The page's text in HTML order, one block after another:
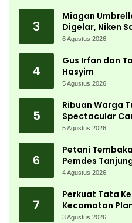
3
Miagan
Digelar, Niken
Ribuan
6 Agustus 2026
4
Gus Irfan dan
Hasyim
5 Agustus 2026
5
Ribuan Warga
Spectacular
Kemerdekaan
5 Agustus 2026
6
Petani
Pemdes
Bergerak Cepat
4 Agustus 2026
7
Perkuat Tata
Kecamatan
Aparatur Pemdes
3 Agustus 2026